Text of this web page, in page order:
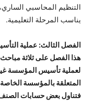
التنظيم المحاسبي
يناسب المرحلة التعليمية.
الفصل الثالث: عملية
هذا الفصل على ثلاثة
لعملية تأسيس المؤسسة
المتعلقة بالمؤسسة
فتناول بعض حسابات الصنف